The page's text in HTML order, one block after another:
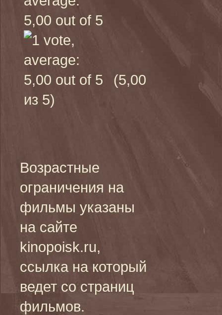
(5,00
из 5)
Возрастные
ограничения на
фильмы указаны
на сайте
kinopoisk.ru,
ссылка на который
ведет со страниц
фильмов.